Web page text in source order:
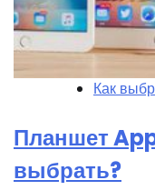
Как
Планшет
выбрать?